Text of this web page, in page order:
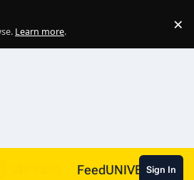
Learn more. ×
FeedUNIVERSSign In